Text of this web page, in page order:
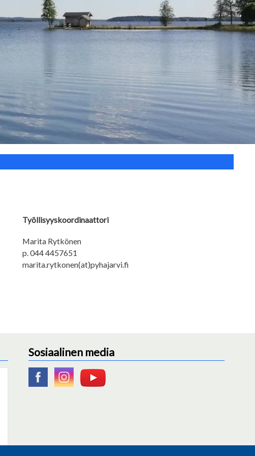
Työllisyyskoordinaattori
Marita Rytkönen
p. 044 4457651
marita.rytkonen(at)pyhajarvi.fi
Sosiaalinen media